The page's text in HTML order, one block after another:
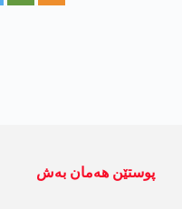
پوستێن ھەمان بەش